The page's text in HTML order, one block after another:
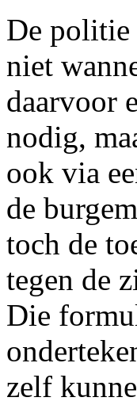
De politie
niet
daarvoor
nodig,
ook via
de
toch de
tegen de
Die
zelf